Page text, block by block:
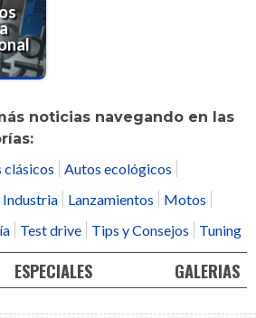
noticias navegando en las
clásicos
Autos ecológicos
Industria Lanzamientos
Motos
Test drive Tips y Consejos Tuning
ESPECIALES GALERIAS